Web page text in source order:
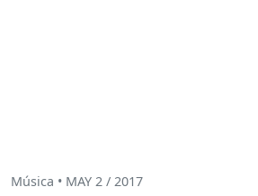
Música • MAY 2 / 2017